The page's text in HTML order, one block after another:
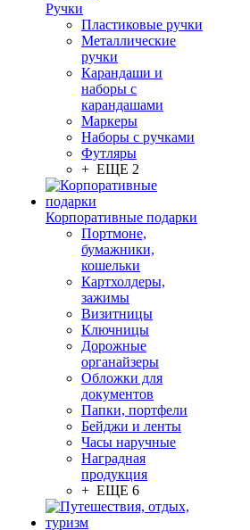
Ручки
Пластиковые ручки
Металлические
ручки
Карандаши и
наборы с
карандашами
Маркеры
Наборы с ручками
Футляры
+ ЕЩЕ 2
Корпоративные подарки
Портмоне,
бумажники,
кошельки
Картхолдеры,
зажимы
Визитницы
Ключницы
Дорожные
органайзеры
Обложки для
документов
Папки, портфели
Бейджи и ленты
Часы наручные
Наградная
продукция
+ ЕЩЕ 6